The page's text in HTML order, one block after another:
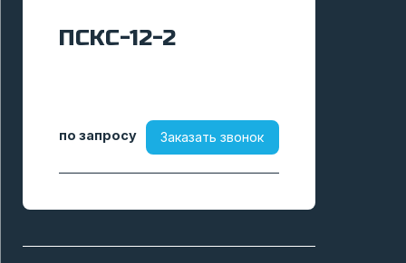
ПСКС-12-2
по запросу Заказать звонок